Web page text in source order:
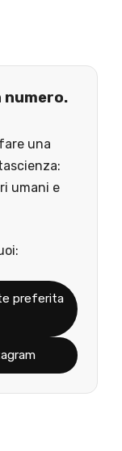
numero.
una
umani e
preferita